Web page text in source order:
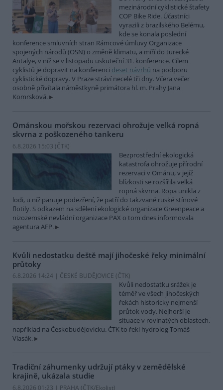
mezinárodní cyklistické štafety
COP Bike Ride. Účastníci
vyrazili z brazilského Belému,
kde se konala poslední
konference smluvních stran Rámcové úmluvy Organizace
spojených národů (OSN) o změně klimatu, a míří do turecké
Antalye, v níž se v listopadu uskuteční 31. konference. Cílem
cyklistů je dopravit na konferenci deset návrhů na podporu
cyklistické dopravy. V Praze stráví necelé tři dny. Včera večer
osobně přivítala náměstkyně primátora hl. m. Prahy Jana
Komrsková.
Ománskou mořskou rezervaci ohrožuje velká ropná
skvrna z poškozeného tankeru
6.8.2026 15:03 (ČTK)
Bezprostřední ekologická
katastrofa ohrožuje přírodní
rezervaci v Ománu, v jejíž
blízkosti se rozšířila velká
ropná skvrna. Ropa unikla z
lodi, u níž panuje podezření, že patří do takzvané ruské stínové
flotily. S odkazem na sdělení ekologické organizace Greenpeace a
nizozemské nevládní organizace PAX o tom dnes informovala
agentura AFP.
Kvůli nedostatku deště mají jihočeské řeky minimální
průtoky
6.8.2026 14:24 | ČESKÉ BUDĚJOVICE (ČTK)
Kvůli nedostatku srážek je
téměř ve všech jihočeských
řekách historicky nejmenší
průtok vody. Nejhorší je
situace v rovinatých oblastech,
například na Českobudějovicku. ČTK to řekl hydrolog Tomáš
Vlasák.
Tradiční záhumenky udržují ptáky v zemědělské
krajině, ukázala studie
6.8.2026 01:23 | PRAHA (ČTK/Ekolist)